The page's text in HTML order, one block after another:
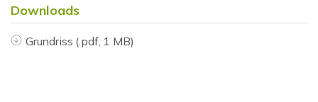
Downloads
Grundriss (.pdf, 1 MB)